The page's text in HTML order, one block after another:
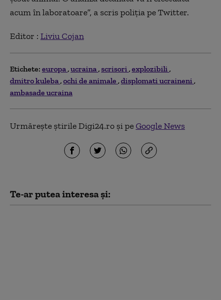
acum în laboratoare”, a scris poliția pe Twitter.
Editor : Liviu Cojan
Etichete: europa ucraina scrisori explozibili
dmitro kuleba ochi de animale displomati ucraineni
ambasade ucraina
Urmărește știrile Digi24.ro și peGoogle News
Te-ar putea interesa și: